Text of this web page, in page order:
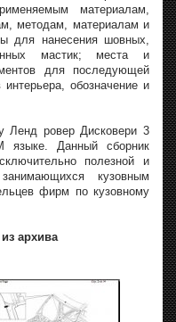
материалам,
методам, материалам и
для нанесения шовных,
мастик; места и
для последующей
обозначение и
Ленд ровер Дисковери 3
Данный сборник
полезной и
кузовным
фирм по кузовному
архива